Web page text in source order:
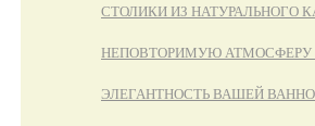
СТОЛИКИ ИЗ НАТУРАЛЬНОГО
НЕПОВТОРИМУЮ АТМОСФЕРУ
ЭЛЕГАНТНОСТЬ ВАШЕЙ